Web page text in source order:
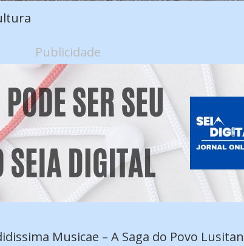
Publicidade
Musicae – A Saga do Povo